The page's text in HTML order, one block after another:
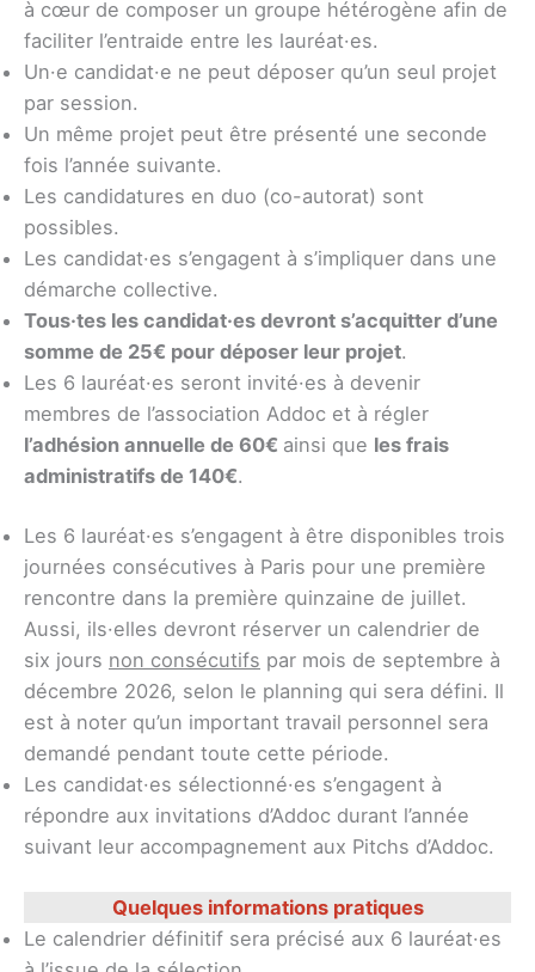
à cœur de composer un groupe hétérogène afin de
faciliter l’entraide entre les lauréat·es.
Un·e candidat·e ne peut déposer qu’un seul projet
par session.
Un même projet peut être présenté une seconde
fois l’année suivante.
Les candidatures en duo (co-autorat) sont
possibles.
Les candidat·es s’engagent à s’impliquer dans une
démarche collective.
Tous·tes les candidat·es devront s’acquitter d’une
somme de 25€ pour déposer leur projet.
Les 6 lauréat·es seront invité·es à devenir
membres de l’association Addoc et à régler
l’adhésion annuelle de 60€ ainsi que les frais
administratifs de 140€.
Les 6 lauréat·es s’engagent à être disponibles trois
journées consécutives à Paris pour une première
rencontre dans la première quinzaine de juillet.
Aussi, ils·elles devront réserver un calendrier de
six jours non consécutifs par mois de septembre à
décembre 2026, selon le planning qui sera défini. Il
est à noter qu’un important travail personnel sera
demandé pendant toute cette période.
Les candidat·es sélectionné·es s’engagent à
répondre aux invitations d’Addoc durant l’année
suivant leur accompagnement aux Pitchs d’Addoc.
Quelques informations pratiques
Le calendrier définitif sera précisé aux 6 lauréat·es